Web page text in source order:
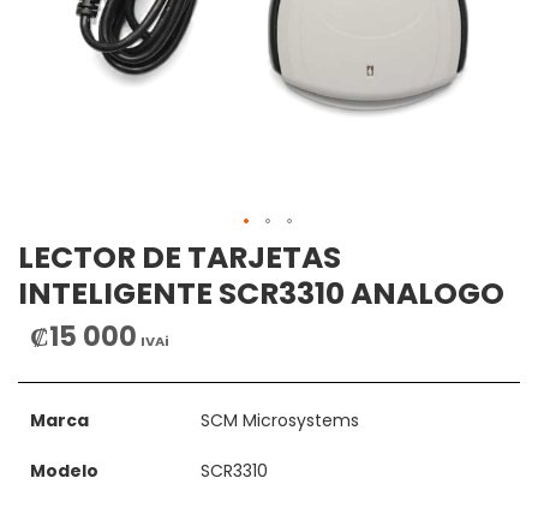
LECTOR DE TARJETAS
INTELIGENTE SCR3310 ANALOGO
₡15 000 IVAi
Marca SCM Microsystems
Modelo SCR3310